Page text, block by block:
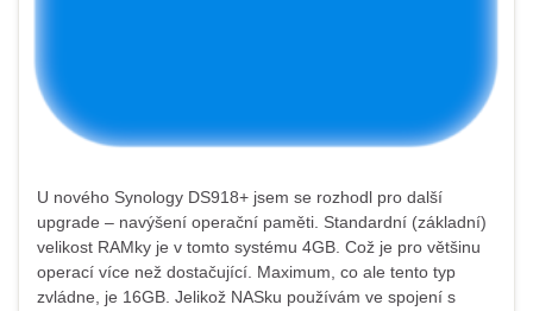
U nového Synology DS918+ jsem se rozhodl pro další
upgrade – navýšení operační paměti. Standardní (základní)
velikost RAMky je v tomto systému 4GB. Což je pro většinu
operací více než dostačující. Maximum, co ale tento typ
zvládne, je 16GB. Jelikož NASku používám ve spojení s